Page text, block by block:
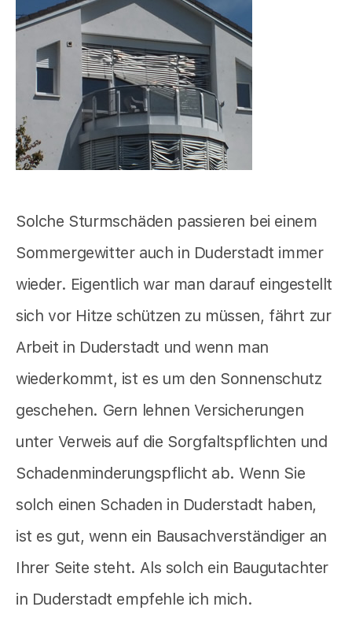
Solche Sturmschäden passieren bei einem
Sommergewitter auch in Duderstadt immer
wieder. Eigentlich war man darauf eingestellt
sich vor Hitze schützen zu müssen, fährt zur
Arbeit in Duderstadt und wenn man
wiederkommt, ist es um den Sonnenschutz
geschehen. Gern lehnen Versicherungen
unter Verweis auf die Sorgfaltspflichten und
Schadenminderungspflicht ab. Wenn Sie
solch einen Schaden in Duderstadt haben,
ist es gut, wenn ein Bausachverständiger an
Ihrer Seite steht. Als solch ein Baugutachter
in Duderstadt empfehle ich mich.